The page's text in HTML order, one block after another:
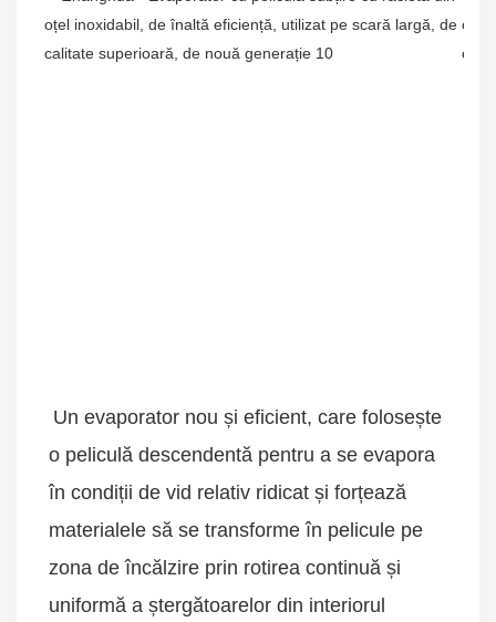
Un evaporator nou și eficient, care folosește
o peliculă descendentă pentru a se evapora
în condiții de vid relativ ridicat și forțează
materialele să se transforme în pelicule pe
zona de încălzire prin rotirea continuă și
uniformă a ștergătoarelor din interiorul